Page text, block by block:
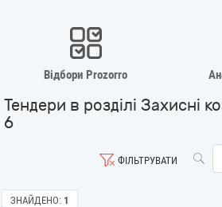
Відбори Prozorro
Тендери в розділі Захисні
6
ФІЛЬТРУВАТИ
ЗНАЙДЕНО: 1